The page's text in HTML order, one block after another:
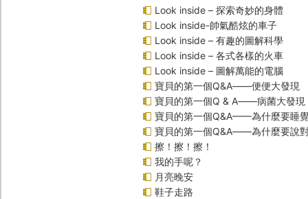
Look inside – 探索奇妙的身體
Look inside-帥氣酷炫的車子
Look inside – 有趣的圖解科學
Look inside – 各式各樣的火車
Look inside – 圖解萬能的電腦
寶貝的第一個Q&A――便便大發現
寶貝的第一個Q & A――病菌大發現
寶貝的第一個Q&A——為什麼要睡
寶貝的第一個Q&A――為什麼要說
擦！擦！擦！
我的手呢？
月亮晚安
鞋子走路